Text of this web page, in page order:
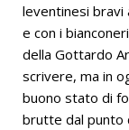
leventinesi bravi
e con i
della Gottardo
scrivere, ma in
buono stato di
brutte dal punto